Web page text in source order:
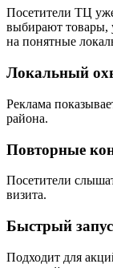
Посетители ТЦ
выбирают товары,
на понятные
Локальный
Реклама
района.
Повторные
Посетители
визита.
Быстрый
Подходит для